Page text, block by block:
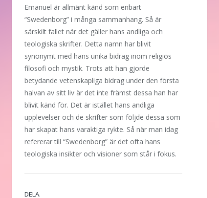
Emanuel är allmänt känd som enbart
“Swedenborg” i många sammanhang. Så är
särskilt fallet när det gäller hans andliga och
teologiska skrifter. Detta namn har blivit
synonymt med hans unika bidrag inom religiös
filosofi och mystik. Trots att han gjorde
betydande vetenskapliga bidrag under den första
halvan av sitt liv är det inte främst dessa han har
blivit känd för. Det är istället hans andliga
upplevelser och de skrifter som följde dessa som
har skapat hans varaktiga rykte. Så när man idag
refererar till “Swedenborg” är det ofta hans
teologiska insikter och visioner som står i fokus.
DELA.